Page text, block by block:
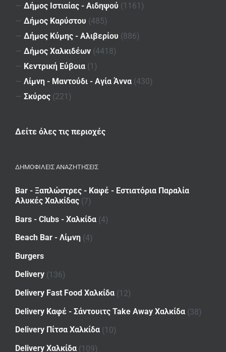
— Δήμος Ιστιαίας - Αιδηψού (1161)
— Δήμος Καρύστου (485)
— Δήμος Κύμης - Αλιβερίου (886)
— Δήμος Χαλκιδέων (4418)
— Κεντρική Εύβοια (1)
— Λίμνη - Μαντούδι - Αγία Άννα (430)
— Σκύρος (221)
Δείτε όλες τις περιοχές
ΔΗΜΟΦΙΛΕΙΣ ΑΝΑΖΗΤΗΣΕΙΣ
Bar - Ξαπλώστρες - Καφέ - Εστιατόρια Παραλία
Αλυκές Χαλκίδας (7)
Bars - Clubs - Χαλκίδα (4)
Beach Bar - Λίμνη (4)
Burgers
Delivery (136)
Delivery Fast Food Χαλκίδα (12)
Delivery Καφέ - Σάντουιτς Take Away Χαλκίδα (38)
Delivery Πίτσα Χαλκίδα (10)
Delivery Χαλκίδα (109)